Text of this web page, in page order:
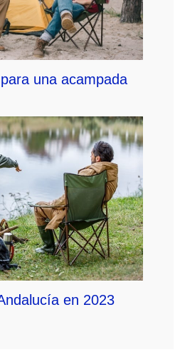
una acampada
en 2023